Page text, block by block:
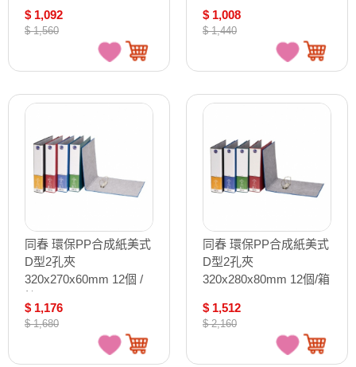
確認訂購後無法取消或
退換）
$ 1,092
$ 1,560
$ 1,008
$ 1,440
同春 環保PP合成紙美式
D型2孔夾
320x270x60mm 12個 /
$ 1,176
$ 1,680
同春 環保PP合成紙美式
D型2孔夾
320x280x80mm 12個/箱
$ 1,512
$ 2,160